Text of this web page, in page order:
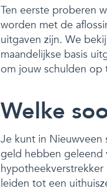
Ten eerste proberen
worden met de
uitgaven zijn. We
maandelijkse basis
om jouw schulden op
Welke
Je kunt in
geld hebben geleend
leiden tot een